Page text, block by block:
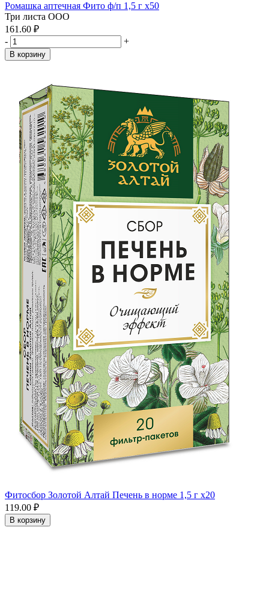
Ромашка аптечная Фито ф/п 1,5 г x50
Три листа ООО
161.60 ₽
-
+
В корзину
Фитосбор Золотой Алтай Печень в норме 1,5 г x20
119.00 ₽
В корзину